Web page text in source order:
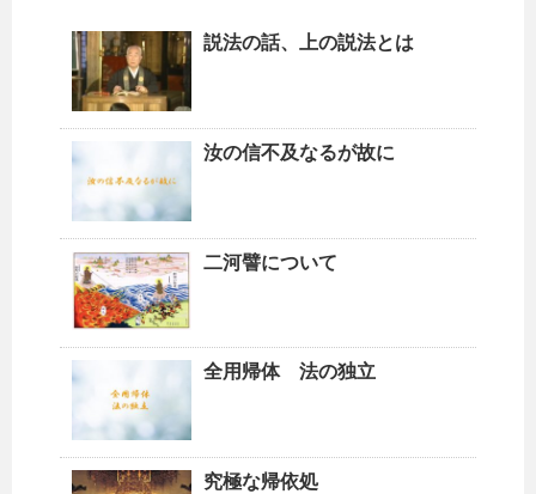
説法の話、上の説法とは
汝の信不及なるが故に
二河譬について
全用帰体 法の独立
究極な帰依処